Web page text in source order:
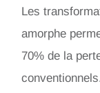
Les
amorphe
70% de la